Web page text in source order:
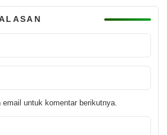
email untuk komentar berikutnya.